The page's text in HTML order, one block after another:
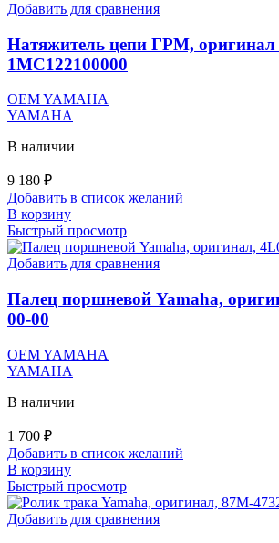
Добавить для сравнения
Натяжитель цепи ГРМ, оригинал
1MC122100000
OEM YAMAHA
YAMAHA
В наличии
9 180 ₽
Добавить в список желаний
В корзину
Быстрый просмотр
Добавить для сравнения
Палец поршневой Yamaha,
00-00
OEM YAMAHA
YAMAHA
В наличии
1 700 ₽
Добавить в список желаний
В корзину
Быстрый просмотр
Добавить для сравнения